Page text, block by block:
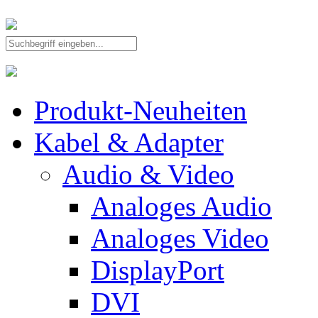
Produkt-Neuheiten
Kabel & Adapter
Audio & Video
Analoges Audio
Analoges Video
DisplayPort
DVI